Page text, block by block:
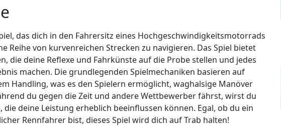
das dich in den Fahrersitz eines Hochgeschwindigkeitsmotorrads
Reihe von kurvenreichen Strecken zu navigieren. Das Spiel bietet
die deine Reflexe und Fahrkünste auf die Probe stellen und jedes
machen. Die grundlegenden Spielmechaniken basieren auf
Handling, was es den Spielern ermöglicht, waghalsige Manöver
du gegen die Zeit und andere Wettbewerber fährst, wirst du
deine Leistung erheblich beeinflussen können. Egal, ob du ein
Rennfahrer bist, dieses Spiel wird dich auf Trab halten!